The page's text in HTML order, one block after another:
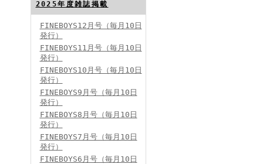
FINEBOYS2024年8月号
FINEBOYS2024年7月号
2025年度雑誌掲載
FINEBOYS12月号（毎月10日
発行）
FINEBOYS11月号（毎月10日
発行）
FINEBOYS10月号（毎月10日
発行）
FINEBOYS9月号（毎月10日
発行）
FINEBOYS8月号（毎月10日
発行）
FINEBOYS7月号（毎月10日
発行）
FINEBOYS6月号（毎月10日